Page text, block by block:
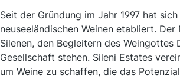
Seit der Gründung im Jahr 1997 hat
neuseeländischen Weinen etabliert.
Silenen, den Begleitern des Weingottes
Gesellschaft stehen. Sileni Estates
um Weine zu schaffen, die das